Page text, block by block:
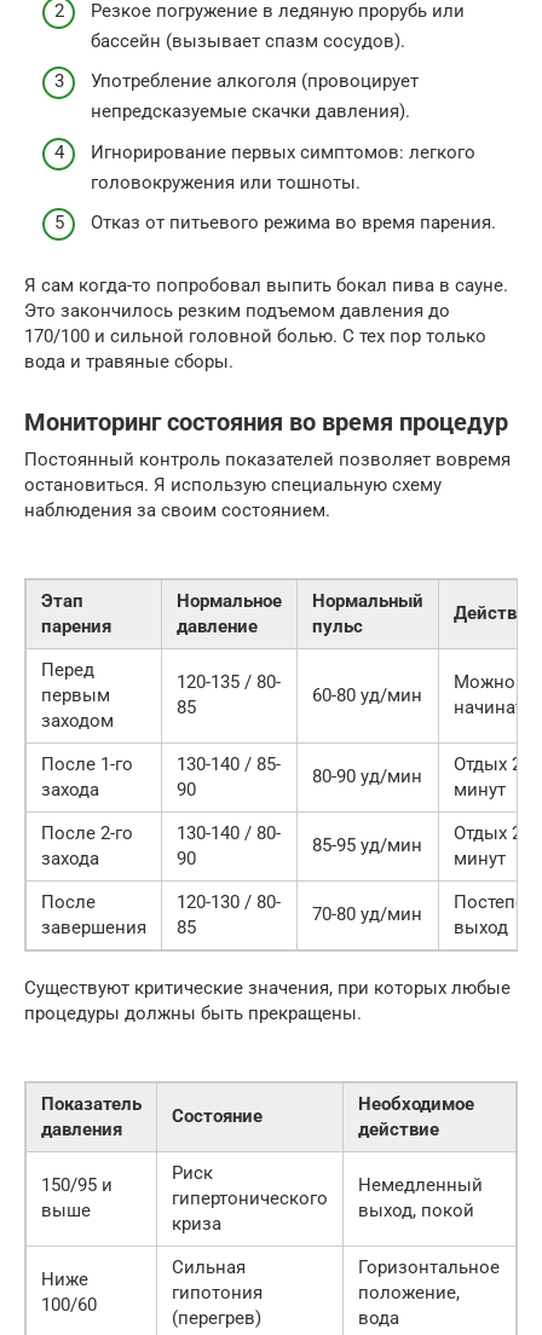
Резкое погружение в ледяную прорубь или
бассейн (вызывает спазм сосудов).
Употребление алкоголя (провоцирует
непредсказуемые скачки давления).
Игнорирование первых симптомов: легкого
головокружения или тошноты.
Отказ от питьевого режима во время парения.
Я сам когда-то попробовал выпить бокал пива в сауне.
Это закончилось резким подъемом давления до
170/100 и сильной головной болью. С тех пор только
вода и травяные сборы.
Мониторинг состояния во время процедур
Постоянный контроль показателей позволяет вовремя
остановиться. Я использую специальную схему
наблюдения за своим состоянием.
Этап
парения
Нормальное
давление
Нормальный
пульс
Действие
Перед
первым
заходом
120-135 / 80-
85
60-80 уд/мин
Можно
начинать
После 1-го
захода
130-140 / 85-
90
80-90 уд/мин
Отдых 20
минут
После 2-го
захода
130-140 / 80-
90
85-95 уд/мин
Отдых 20
минут
После
завершения
120-130 / 80-
85
70-80 уд/мин
выход
Существуют критические значения, при которых любые
процедуры должны быть прекращены.
Показатель
давления
Состояние
Необходимое
действие
150/95 и
выше
Риск
гипертонического
криза
Немедленный
выход, покой
Ниже
100/60
Сильная
гипотония
(перегрев)
Горизонтальное
положение,
вода